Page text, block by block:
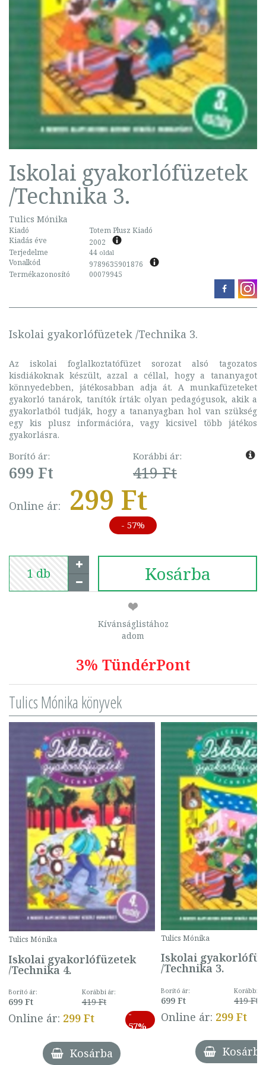
Iskolai gyakorlófüzetek
/Technika 3.
Tulics Mónika
Kiadó
Totem Plusz Kiadó
Kiadás éve
2002
Terjedelme
44 oldal
Vonalkód
9789635901876
Termékazonosító
00079945
Iskolai gyakorlófüzetek /Technika 3.
Az iskolai foglalkoztatófüzet sorozat alsó tagozatos
kisdiákoknak készült, azzal a céllal, hogy a tananyagot
könnyedebben, játékosabban adja át. A munkafüzeteket
gyakorló tanárok, tanítók írták: olyan pedagógusok, akik a
gyakorlatból tudják, hogy a tananyagban hol van szükség
egy kis plusz információra, vagy kicsivel több játékos
gyakorlásra.
Borító ár:
699 Ft
Korábbi ár:
419 Ft
Online ár: 299 Ft
- 57%
Kosárba
Kívánságlistához
adom
3% TündérPont
Tulics Mónika könyvek
Tulics Mónika
Iskolai gyakorlófüzetek
/Technika 4.
Borító ár:
699 Ft
Korábbi ár:
419 Ft
Online ár: 299 Ft
-
57%
Kosárba
Tulics Mónika
Iskolai
/Technika 3.
Borító ár:
699 Ft
Korábbi
419 Ft
Online ár: 299 Ft
Kosárba